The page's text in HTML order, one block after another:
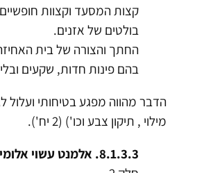
קצות המסעד וקצוות
בולטים של אזנים.
החתך והצורה של בית
בהם פינות חדות, שקעים
הדבר מהווה מפגע בטיחותי ועלול
מילוי , תיקון צבע וכו') (2 יח').
8.1.3.3. אלמנט עשוי אלומיניום